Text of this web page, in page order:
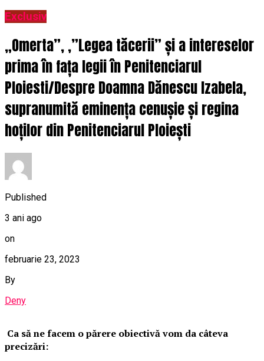
Exclusiv
„Omerta”, ,”Legea tăcerii” și a intereselor
prima în fața legii în Penitenciarul
Ploiesti/Despre Doamna Dănescu Izabela,
supranumită eminența cenușie și regina
hoților din Penitenciarul Ploiești
Published
3 ani ago
on
februarie 23, 2023
By
Deny
Ca să ne facem o părere obiectivă vom da câteva
precizări: